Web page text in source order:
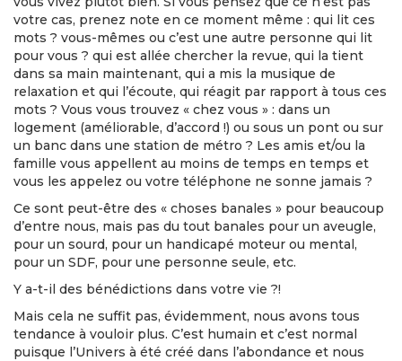
votre cas, prenez note en ce moment même : qui lit ces
mots ? vous-mêmes ou c’est une autre personne qui lit
pour vous ? qui est allée chercher la revue, qui la tient
dans sa main maintenant, qui a mis la musique de
relaxation et qui l’écoute, qui réagit par rapport à tous ces
mots ? Vous vous trouvez « chez vous » : dans un
logement (améliorable, d’accord !) ou sous un pont ou sur
un banc dans une station de métro ? Les amis et/ou la
famille vous appellent au moins de temps en temps et
vous les appelez ou votre téléphone ne sonne jamais ?
Ce sont peut-être des « choses banales » pour beaucoup
d’entre nous, mais pas du tout banales pour un aveugle,
pour un sourd, pour un handicapé moteur ou mental,
pour un SDF, pour une personne seule, etc.
Y a-t-il des bénédictions dans votre vie ?!
Mais cela ne suffit pas, évidemment, nous avons tous
tendance à vouloir plus. C’est humain et c’est normal
puisque l’Univers à été créé dans l’abondance et nous